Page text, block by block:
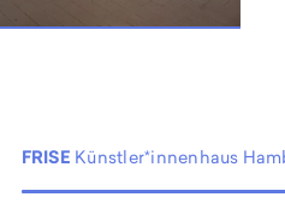
FRISE Künstler*innenhaus